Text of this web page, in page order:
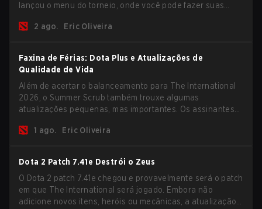
lançou o menu do torneio, onde você pode fazer suas
recompensas deste ano.
2 ago. Eric Oliveira
Faxina de Férias: Dota Plus e Atualizações de
Qualidade de Vida
Além de acertar o balanceamento para The International
2026, o Summer Scrub também trouxe algumas
atualizações pequenas, mas importantes. Os assinantes
jogo e agora todos os jogadores podem vincular teclas de
1 ago. Eric Oliveira
Dota 2 Patch 7.41e Destrói o Zeus
O Dota 2 patch 7.41e chegou e provavelmente será o patch
em que The International será jogado. Embora não
adicione novos itens, heróis ou mecânicas, a atualização